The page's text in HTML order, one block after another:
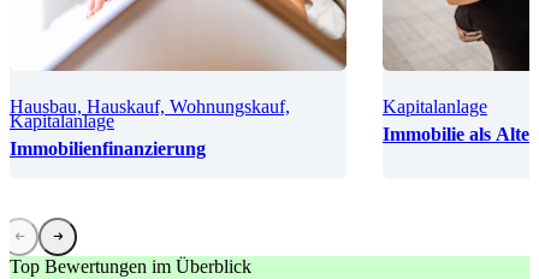
Hausbau, Hauskauf, Wohnungskauf,
Kapitalanlage
Immobilienfinanzierung
Kapitalanlage
Immobilie als
Top Bewertungen im Überblick